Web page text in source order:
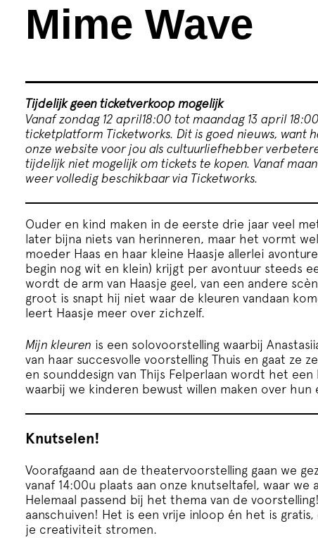
Mime Wave
Tijdelijk geen ticketverkoop mogelijk
Vanaf zondag 12 april18:00 tot maandag 13 april
ticketplatform Ticketworks. Dit is goed nieuws, want
onze website voor jou als cultuurliefhebber
tijdelijk niet mogelijk om tickets te kopen. Vanaf
weer volledig beschikbaar via Ticketworks.
Ouder en kind maken in de eerste drie jaar veel
later bijna niets van herinneren, maar het vormt
moeder Haas en haar kleine Haasje allerlei
begin nog wit en klein) krijgt per avontuur steeds
wordt de arm van Haasje geel, van een andere
groot is snapt hij niet waar de kleuren vandaan
leert Haasje meer over zichzelf.
Mijn kleuren is een solovoorstelling waarbij
van haar succesvolle voorstelling Thuis en gaat ze
en sounddesign van Thijs Felperlaan wordt het
waarbij we kinderen bewust willen maken over
Knutselen!
Voorafgaand aan de theatervoorstelling gaan we
vanaf 14:00u plaats aan onze knutseltafel, waar we
Helemaal passend bij het thema van de
aanschuiven! Het is een vrije inloop én het is
je creativiteit stromen.